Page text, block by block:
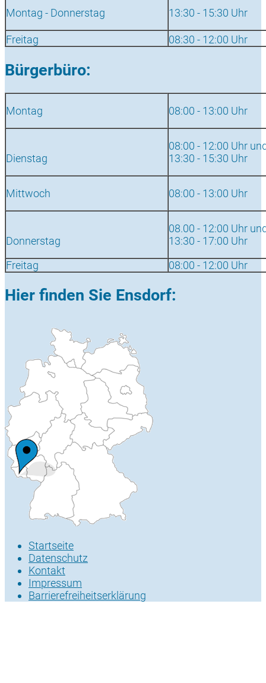
Montag - Donnerstag 13:30 - 15:30 Uhr
Freitag 08:30 - 12:00 Uhr
Bürgerbüro:
Montag 08:00 - 13:00 Uhr
Dienstag
08:00 - 12:00 Uhr
13:30 - 15:30 Uhr
Mittwoch 08:00 - 13:00 Uhr
Donnerstag
08.00 - 12:00 Uhr
13:30 - 17:00 Uhr
Freitag
08:00 - 12:00 Uhr
Hier finden Sie Ensdorf:
Startseite
Datenschutz
Kontakt
Impressum
Barrierefreiheitserklärung